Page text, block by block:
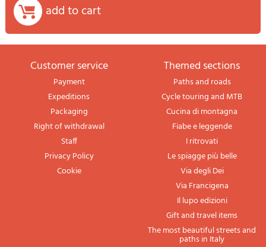
add to cart
Customer service
Payment
Expeditions
Packaging
Right of withdrawal
Staff
Privacy Policy
Cookie
themed sections
Paths and roads
Cycle touring and MTB
Cucina di montagna
Fiabe e leggende
I ritrovati
Le spiagge più belle
Via degli Dei
Via Francigena
Il lupo edizioni
Gift and travel items
The most beautiful streets and
paths in Italy